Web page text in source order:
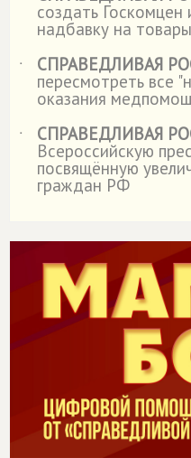
создать Госкомцен
надбавку на
˙
СПРАВЕДЛИВАЯ
пересмотреть все
оказания
˙
СПРАВЕДЛИВАЯ
Всероссийскую
посвящённую
граждан РФ